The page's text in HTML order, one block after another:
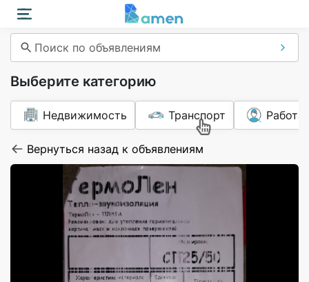
Поиск по объявлениям
Выберите категорию
Недвижимость Транспорт Работа
Вернуться назад к объявлениям